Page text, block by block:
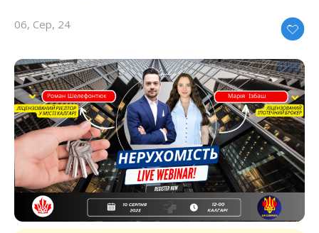
06, Сер, 24